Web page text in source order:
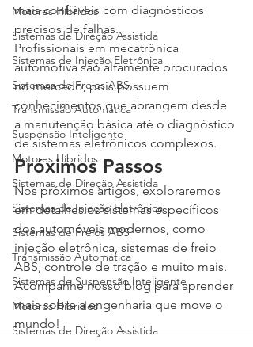
Motores Híbridos
Sistemas de Direção Assistida
Sistemas de Injeção Eletrônica
Sistemas de Freios ABS
Transmissão Automática
Suspensão Inteligente
Motores Híbridos
Sistemas de Direção Assistida
Sistemas de Injeção Eletrônica
Sistemas de Freios ABS
Transmissão Automática
Sistemas de Suspensão Inteligente
Motores Híbridos
Sistemas de Direção Assistida
mais confiáveis com diagnósticos
precisos de falhas.
Profissionais em mecatrônica
automotiva são altamente procurados
no mercado, pois possuem
conhecimentos que abrangem desde
a manutenção básica até o diagnóstico
de sistemas eletrônicos complexos.
Próximos Passos
Nos próximos artigos, exploraremos
em detalhes os sistemas específicos
dos automóveis modernos, como
injeção eletrônica, sistemas de freio
ABS, controle de tração e muito mais.
Acompanhe nosso blog para aprender
mais sobre a engenharia que move o
mundo!